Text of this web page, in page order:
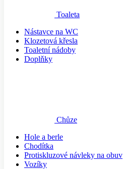
Toaleta
Nástavce na WC
Klozetová křesla
Toaletní nádoby
Doplňky
Chůze
Hole a berle
Chodítka
Protiskluzové návleky na obuv
Vozíky